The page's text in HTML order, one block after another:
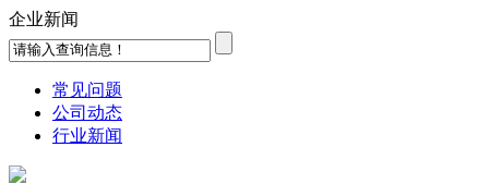
企业新闻
常见问题
公司动态
行业新闻